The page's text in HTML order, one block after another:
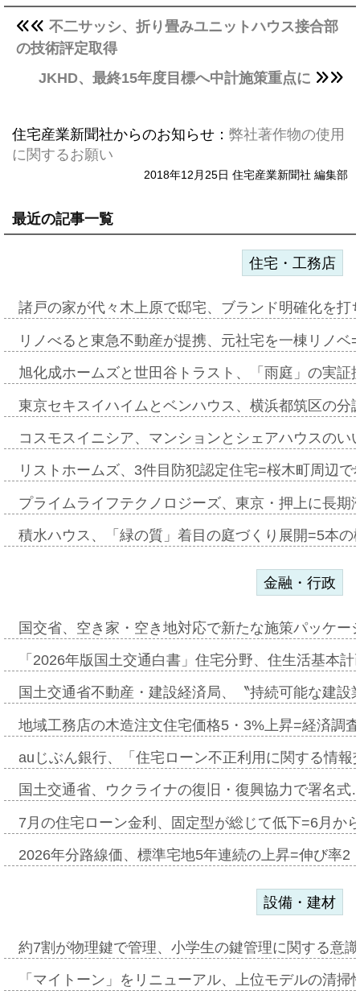
不二サッシ、折り畳みユニットハウス接合部
の技術評定取得
JKHD、最終15年度目標へ中計施策重点に
住宅産業新聞社からのお知らせ： 弊社著作物の使用
に関するお願い
2018年12月25日 住宅産業新聞社 編集部
最近の記事一覧
住宅・工務店
諸戸の家が代々木上原で邸宅、ブランド明確化を
リノべると東急不動産が提携、元社宅を一棟リノ
旭化成ホームズと世田谷トラスト、「雨庭」の実
東京セキスイハイムとベンハウス、横浜都筑区の
コスモスイニシア、マンションとシェアハウスの
リストホームズ、3件目防犯認定住宅=桜木町周辺
プライムライフテクノロジーズ、東京・押上に長
積水ハウス、「緑の質」着目の庭づくり展開=5本
金融・行政
国交省、空き家・空き地対応で新たな施策パッケ
「2026年版国土交通白書」住宅分野、住生活基本
国土交通省不動産・建設経済局、〝持続可能な建
地域工務店の木造注文住宅価格5・3%上昇=経済調
auじぶん銀行、「住宅ローン不正利用に関する情
国土交通省、ウクライナの復旧・復興協力で署名
7月の住宅ローン金利、固定型が総じて低下=6月か
2026年分路線価、標準宅地5年連続の上昇=伸び率
設備・建材
約7割が物理鍵で管理、小学生の鍵管理に関する意
「マイトーン」をリニューアル、上位モデルの清